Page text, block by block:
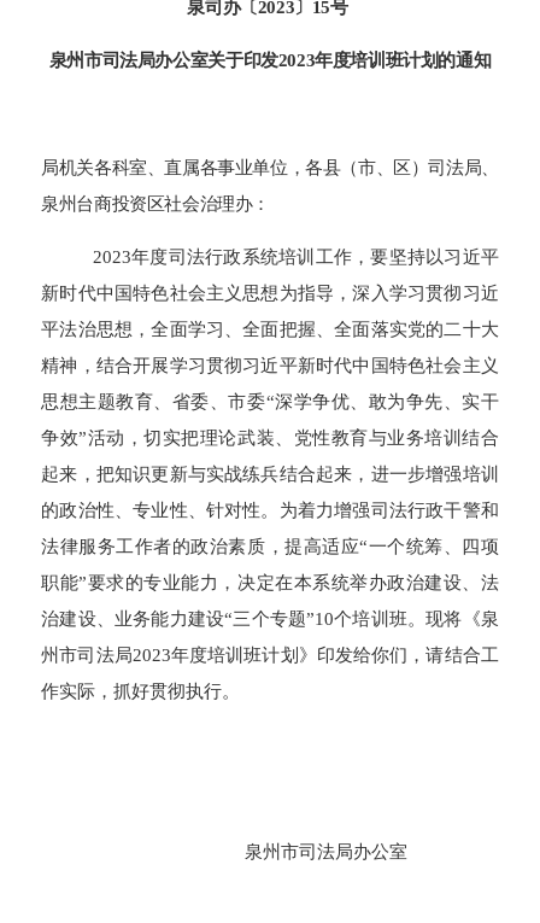
泉司 办〔2023〕 15号
泉州市司法局办公室关于印发2023年度培训班计划的通知
局机关各科室、直属各事业单位，各县（市、区）司法局、
泉州台商投资区社会治理办：
2023年度司法行政系统培训工作，要坚持以习近平
新时代中国特色社会主义思想为指导，深入学习贯彻习近
平法治思想，全面学习、全面把握、全面落实党的二十大
精神，结合开展学习贯彻习近平新时代中国特色社会主义
思想主题教育、省委、市委“深学争优、敢为争先、实干
争效”活动，切实把理论武装、党性教育与业务培训结合
起来，把知识更新与实战练兵结合起来，进一步增强培训
的政治性、专业性、针对性。为着力增强司法行政干警和
法律服务工作者的政治素质，提高适应“一个统筹、四项
职能”要求的专业能力，决定在本系统举办政治建设、法
治建设、业务能力建设“三个专题”10个培训班。现将《泉
州市司法局2023年度培训班计划》印发给你们，请结合工
作实际，抓好贯彻执行。
泉州市司法局办公室